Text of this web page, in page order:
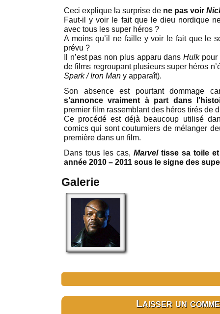
Ceci explique la surprise de ne pas voir
Faut-il y voir le fait que le dieu nordique
avec tous les super héros ?
A moins qu’il ne faille y voir le fait que le
prévu ?
Il n’est pas non plus apparu dans Hulkpour
de films regroupant plusieurs super héros
Spark / Iron Man y apparaît).
Son absence est pourtant dommage
s’annonce vraiment à part dans
premier film rassemblant des héros tirés de
Ce procédé est déjà beaucoup utilisé
comics qui sont coutumiers de mélanger
première dans un film.
Dans tous les cas, Marvel tisse sa toile
année 2010 – 2011 sous le signe des
Galerie
Laisser un